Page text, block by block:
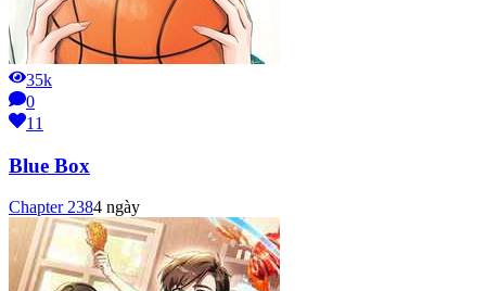
35k
0
11
Blue Box
Chapter2384 ngày